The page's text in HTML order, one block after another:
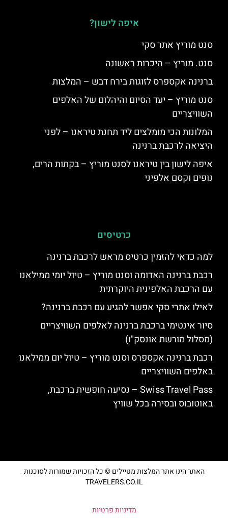
איפה לישון?
סנט מוריץ אתר סקי
סנט. מוריץ – היכרות ראשונה
ברנינה אקספרס לזוגות בירח דבש – המלצות
סנט מוריץ – יעד הסיום והיהלום של האלפים
השוויצריים
המלונות הכי מומלצים ליד תחנת טיראנו – לפני
היציאה לרכבת ברנינה
איפה לישון בין טיראנו לסנט מוריץ – בקתות הרים,
נופים וקסם אלפיני
כרטיסים
למה כדאי להזמין כרטיס מראש לרכבת ברנינה
רכבת ברנינה האדומה וסנט מוריץ – טיול יומי ממילאנו
עם הרכבת האלפינית היוקרתית
לאילו אתרי סקי אפשר להגיע עם רכבת ברנינה?
סיור אינטימי ברכבת ברנינה לאלפים השוויצריים
(מסלול מורשת אונסק"ו)
רכבת ברנינה אקספרס וסנט מוריץ – טיול יום ממילאנו
באלפים השוויצריים
Swiss Travel Pass – נסיעה חופשית ברכבת,
באוטובוס ובסירה בכל שוויץ
האתר הינו אתר המלצות מטיילים © כל הזכויות שמורות לסוכנות
TRAVELERS.CO.IL
מדיניות פרטיות